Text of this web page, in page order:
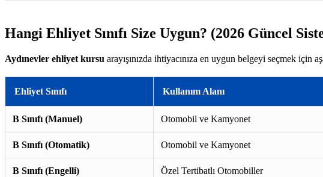
Hangi Ehliyet Sınıfı Size Uygun? (2026 Güncel
Aydınevler ehliyet kursu arayışınızda ihtiyacınıza en uygun belgeyi seçmek
Ehliyet Sınıfı Kullanım Alanı
B Sınıfı (Manuel) Otomobil ve Kamyonet
B Sınıfı (Otomatik) Otomobil ve Kamyonet
B Sınıfı (Engelli) Özel Tertibatlı Otomobiller